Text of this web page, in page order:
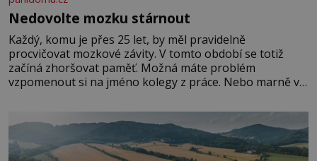
Nedovolte mozku stárnout
Každý, komu je přes 25 let, by měl pravidelně
procvičovat mozkové závity. V tomto období se totiž
začíná zhoršovat paměť. Možná máte problém
vzpomenout si na jméno kolegy z práce. Nebo marně v
Je to opravdu tak, s věkem jako kdyby se paměť
rozhodla stávkovat. Cvičte